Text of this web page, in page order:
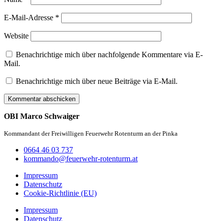
E-Mail-Adresse *
Website
Benachrichtige mich über nachfolgende Kommentare via E-
Mail.
Benachrichtige mich über neue Beiträge via E-Mail.
OBI Marco Schwaiger
Kommandant der Freiwilligen Feuerwehr Rotenturm an der Pinka
0664 46 03 737
kommando@feuerwehr-rotenturm.at
Impressum
Datenschutz
Cookie-Richtlinie (EU)
Impressum
Datenschutz